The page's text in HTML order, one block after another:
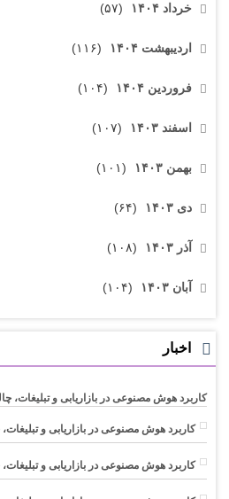
خرداد ۱۴۰۴ (۵۷)
اردیبهشت ۱۴۰۴ (۱۱۶)
فروردین ۱۴۰۴ (۱۰۴)
اسفند ۱۴۰۳ (۱۰۷)
بهمن ۱۴۰۳ (۱۰۱)
دی ۱۴۰۳ (۶۴)
آذر ۱۴۰۳ (۱۰۸)
آبان ۱۴۰۳ (۱۰۴)
اخبار
کاربرد هوش مصنوعی در بازاریابی و تبلیغات،
کاربرد هوش مصنوعی در بازاریابی و
کاربرد هوش مصنوعی در بازاریابی و